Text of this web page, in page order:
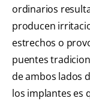
ordinarios
producen
estrechos o
puentes
de ambos lados
los implantes es